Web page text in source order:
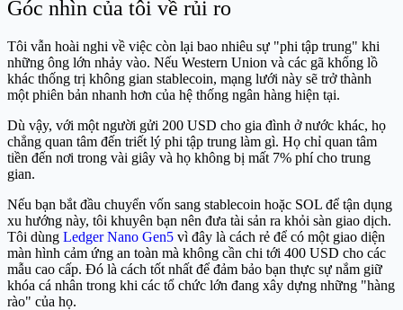
Góc nhìn của tôi về rủi ro
Tôi vẫn hoài nghi về việc còn lại bao nhiêu sự "phi tập trung" khi
những ông lớn nhảy vào. Nếu Western Union và các gã khổng lồ
khác thống trị không gian stablecoin, mạng lưới này sẽ trở thành
một phiên bản nhanh hơn của hệ thống ngân hàng hiện tại.
Dù vậy, với một người gửi 200 USD cho gia đình ở nước khác, họ
chẳng quan tâm đến triết lý phi tập trung làm gì. Họ chỉ quan tâm
tiền đến nơi trong vài giây và họ không bị mất 7% phí cho trung
gian.
Nếu bạn bắt đầu chuyển vốn sang stablecoin hoặc SOL để tận dụng
xu hướng này, tôi khuyên bạn nên đưa tài sản ra khỏi sàn giao dịch.
Tôi dùng Ledger Nano Gen5 vì đây là cách rẻ để có một giao diện
màn hình cảm ứng an toàn mà không cần chi tới 400 USD cho các
mẫu cao cấp. Đó là cách tốt nhất để đảm bảo bạn thực sự nắm giữ
khóa cá nhân trong khi các tổ chức lớn đang xây dựng những "hàng
rào" của họ.